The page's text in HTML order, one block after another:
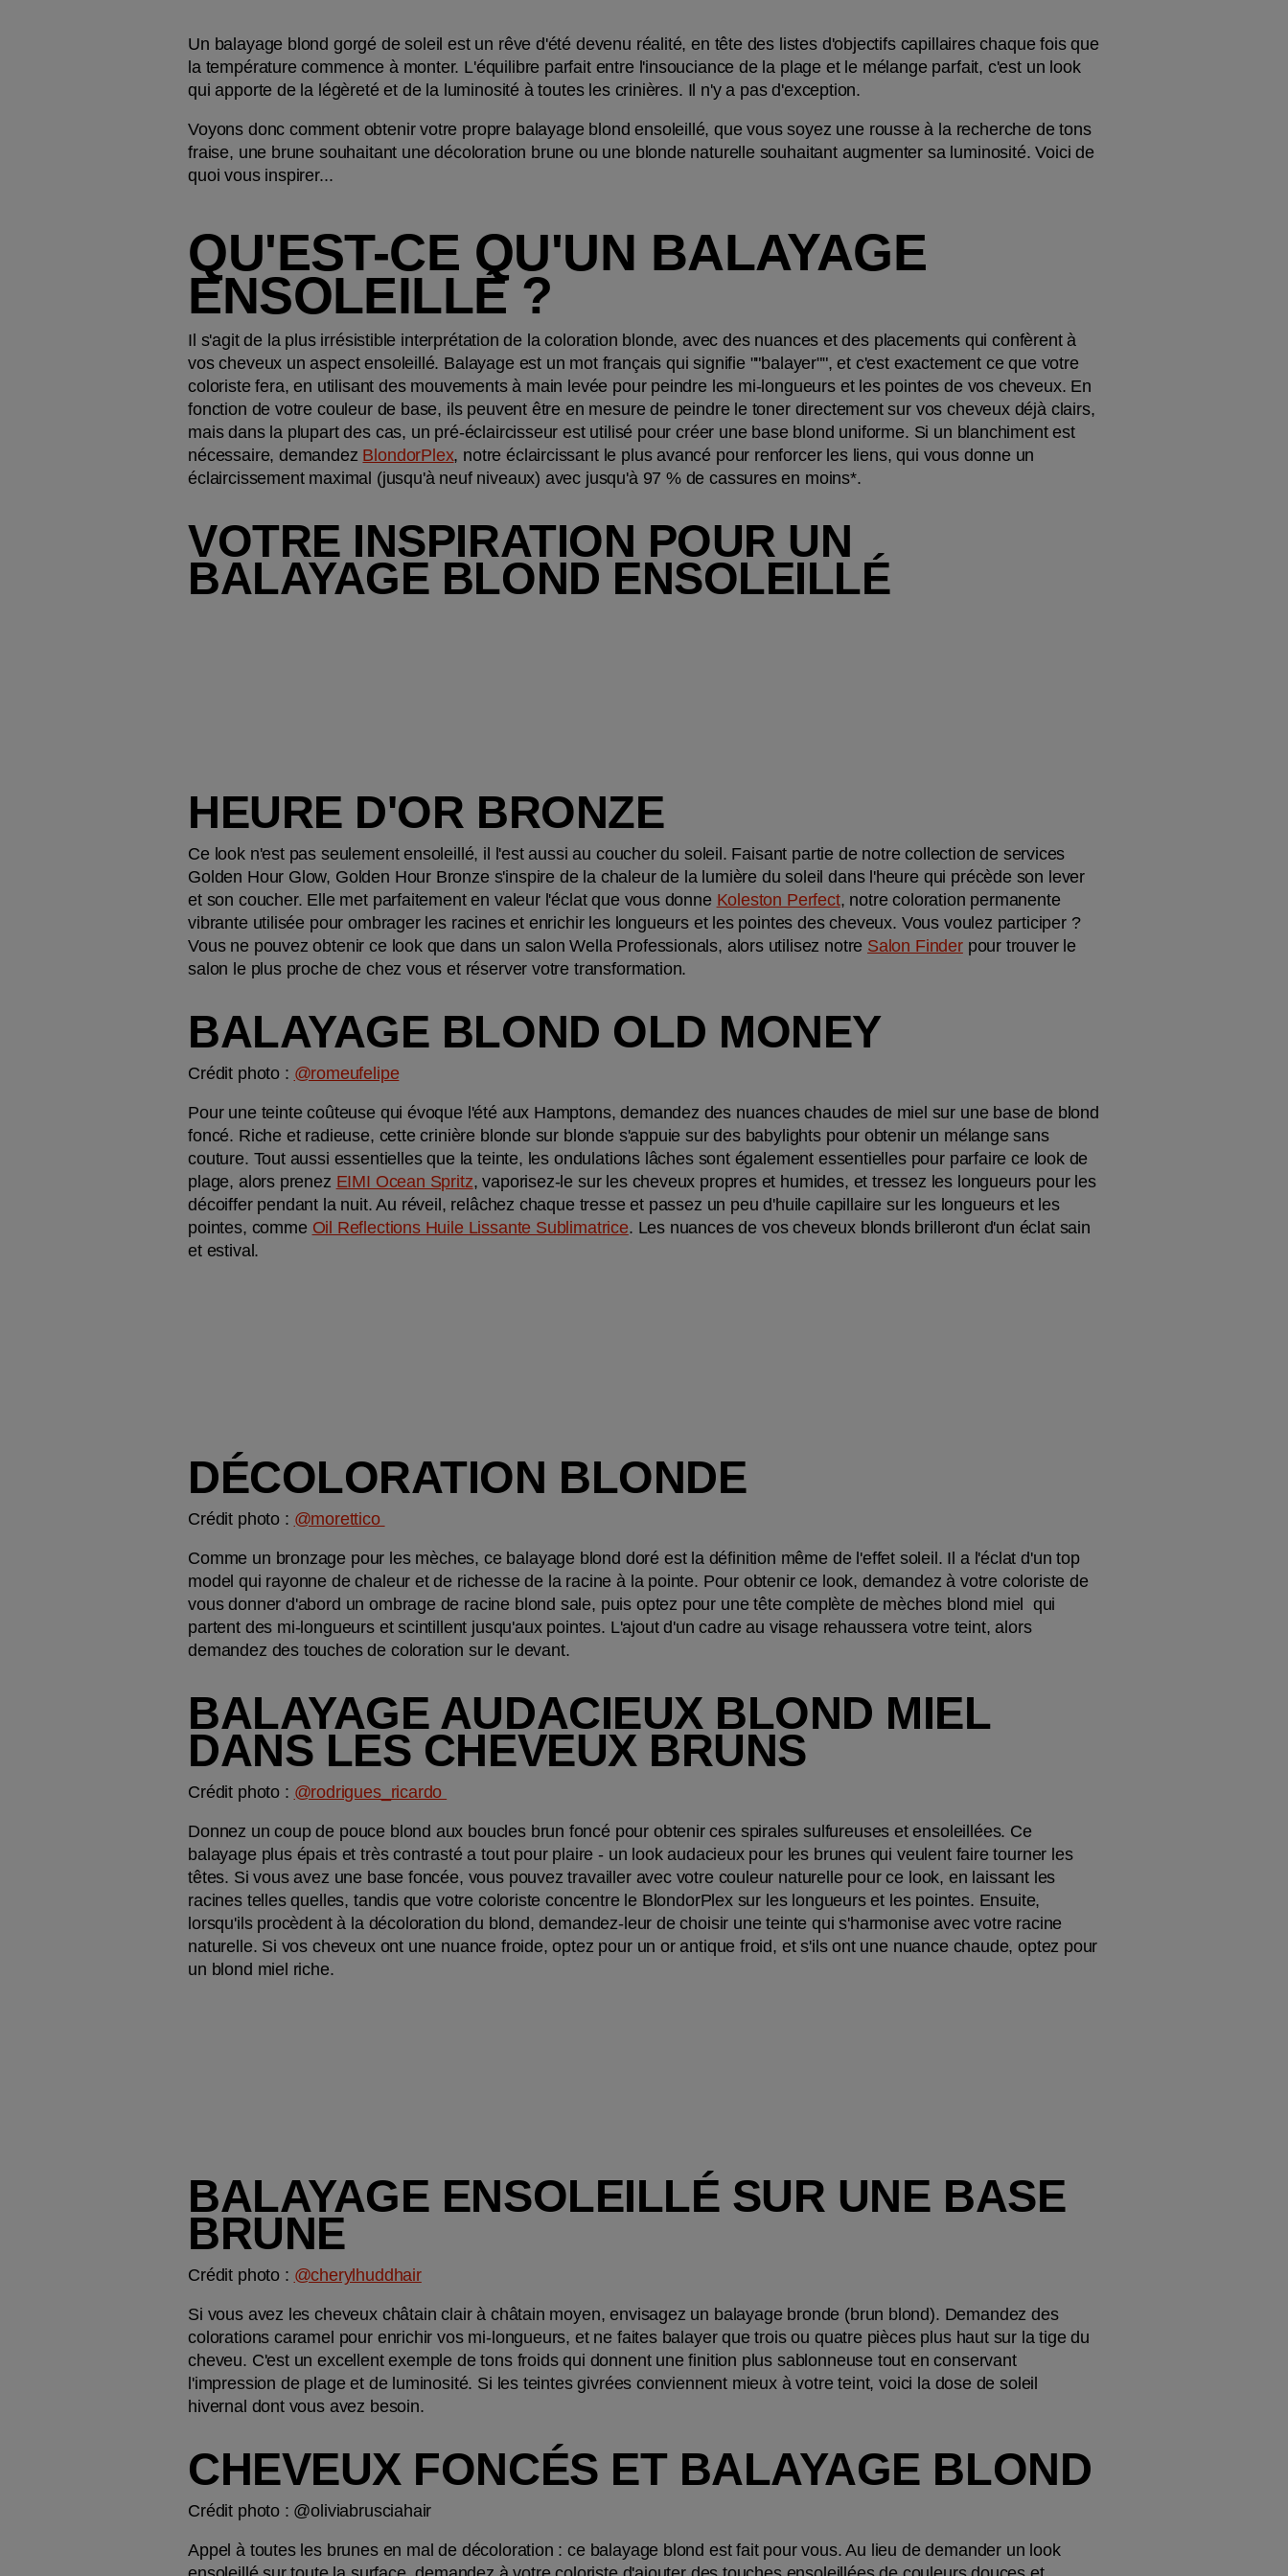
Un balayage blond gorgé de soleil est un rêve d'été devenu réalité, en tête des listes d'objectifs capillaires chaque fois que
la température commence à monter. L'équilibre parfait entre l'insouciance de la plage et le mélange parfait, c'est un look
qui apporte de la légèreté et de la luminosité à toutes les crinières. Il n'y a pas d'exception.
Voyons donc comment obtenir votre propre balayage blond ensoleillé, que vous soyez une rousse à la recherche de tons
fraise, une brune souhaitant une décoloration brune ou une blonde naturelle souhaitant augmenter sa luminosité. Voici de
quoi vous inspirer...
QU'EST-CE QU'UN BALAYAGE
ENSOLEILLÉ ?
Il s'agit de la plus irrésistible interprétation de la coloration blonde, avec des nuances et des placements qui confèrent à
vos cheveux un aspect ensoleillé. Balayage est un mot français qui signifie ""balayer"", et c'est exactement ce que votre
coloriste fera, en utilisant des mouvements à main levée pour peindre les mi-longueurs et les pointes de vos cheveux. En
fonction de votre couleur de base, ils peuvent être en mesure de peindre le toner directement sur vos cheveux déjà clairs,
mais dans la plupart des cas, un pré-éclaircisseur est utilisé pour créer une base blond uniforme. Si un blanchiment est
nécessaire, demandez BlondorPlex, notre éclaircissant le plus avancé pour renforcer les liens, qui vous donne un
éclaircissement maximal (jusqu'à neuf niveaux) avec jusqu'à 97 % de cassures en moins*.
VOTRE INSPIRATION POUR UN
BALAYAGE BLOND ENSOLEILLÉ
HEURE D'OR BRONZE
Ce look n'est pas seulement ensoleillé, il l'est aussi au coucher du soleil. Faisant partie de notre collection de services
Golden Hour Glow, Golden Hour Bronze s'inspire de la chaleur de la lumière du soleil dans l'heure qui précède son lever
et son coucher. Elle met parfaitement en valeur l'éclat que vous donne Koleston Perfect, notre coloration permanente
vibrante utilisée pour ombrager les racines et enrichir les longueurs et les pointes des cheveux. Vous voulez participer ?
Vous ne pouvez obtenir ce look que dans un salon Wella Professionals, alors utilisez notre Salon Finder pour trouver le
salon le plus proche de chez vous et réserver votre transformation.
BALAYAGE BLOND OLD MONEY
Crédit photo : @romeufelipe
Pour une teinte coûteuse qui évoque l'été aux Hamptons, demandez des nuances chaudes de miel sur une base de blond
foncé. Riche et radieuse, cette crinière blonde sur blonde s'appuie sur des babylights pour obtenir un mélange sans
couture. Tout aussi essentielles que la teinte, les ondulations lâches sont également essentielles pour parfaire ce look de
plage, alors prenez EIMI Ocean Spritz, vaporisez-le sur les cheveux propres et humides, et tressez les longueurs pour les
décoiffer pendant la nuit. Au réveil, relâchez chaque tresse et passez un peu d'huile capillaire sur les longueurs et les
pointes, comme Oil Reflections Huile Lissante Sublimatrice. Les nuances de vos cheveux blonds brilleront d'un éclat sain
et estival.
DÉCOLORATION BLONDE
Crédit photo : @morettico
Comme un bronzage pour les mèches, ce balayage blond doré est la définition même de l'effet soleil. Il a l'éclat d'un top
model qui rayonne de chaleur et de richesse de la racine à la pointe. Pour obtenir ce look, demandez à votre coloriste de
vous donner d'abord un ombrage de racine blond sale, puis optez pour une tête complète de mèches blond miel  qui
partent des mi-longueurs et scintillent jusqu'aux pointes. L'ajout d'un cadre au visage rehaussera votre teint, alors
demandez des touches de coloration sur le devant.
BALAYAGE AUDACIEUX BLOND MIEL
DANS LES CHEVEUX BRUNS
Crédit photo : @rodrigues_ricardo
Donnez un coup de pouce blond aux boucles brun foncé pour obtenir ces spirales sulfureuses et ensoleillées. Ce
balayage plus épais et très contrasté a tout pour plaire - un look audacieux pour les brunes qui veulent faire tourner les
têtes. Si vous avez une base foncée, vous pouvez travailler avec votre couleur naturelle pour ce look, en laissant les
racines telles quelles, tandis que votre coloriste concentre le BlondorPlex sur les longueurs et les pointes. Ensuite,
lorsqu'ils procèdent à la décoloration du blond, demandez-leur de choisir une teinte qui s'harmonise avec votre racine
naturelle. Si vos cheveux ont une nuance froide, optez pour un or antique froid, et s'ils ont une nuance chaude, optez pour
un blond miel riche.
BALAYAGE ENSOLEILLÉ SUR UNE BASE
BRUNE
Crédit photo : @cherylhuddhair
Si vous avez les cheveux châtain clair à châtain moyen, envisagez un balayage bronde (brun blond). Demandez des
colorations caramel pour enrichir vos mi-longueurs, et ne faites balayer que trois ou quatre pièces plus haut sur la tige du
cheveu. C'est un excellent exemple de tons froids qui donnent une finition plus sablonneuse tout en conservant
l'impression de plage et de luminosité. Si les teintes givrées conviennent mieux à votre teint, voici la dose de soleil
hivernal dont vous avez besoin.
CHEVEUX FONCÉS ET BALAYAGE BLOND
Crédit photo : @oliviabrusciahair
Appel à toutes les brunes en mal de décoloration : ce balayage blond est fait pour vous. Au lieu de demander un look